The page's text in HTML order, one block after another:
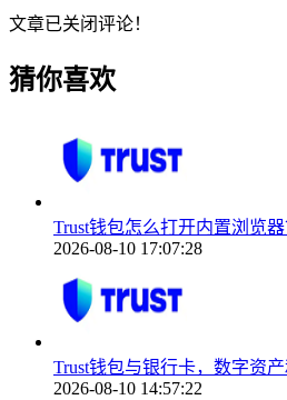
文章已关闭评论！
猜你喜欢
Trust钱包怎么打开内置浏览
2026-08-10 17:07:28
Trust钱包与银行卡，数字资
2026-08-10 14:57:22